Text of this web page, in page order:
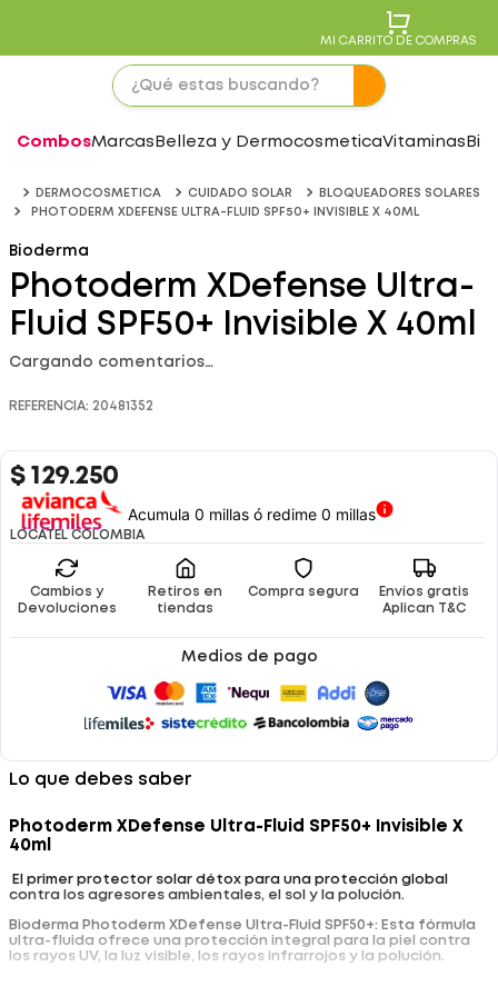
MI CARRITO DE COMPRAS
CombosMarcas Belleza y DermocosmeticaVitaminas
DERMOCOSMETICA CUIDADO SOLAR
BLOQUEADORES SOLARES
PHOTODERM XDEFENSE ULTRA-FLUID SPF50+ INVISIBLE X 40ML
Bioderma
Photoderm XDefense Ultra-
Fluid SPF50+ Invisible X 40ml
Cargando comentarios…
REFERENCIA: 20481352
$ 129.250
Acumula 0 millas ó redime 0 millas
LOCATEL COLOMBIA
Cambios y
Devoluciones
Retiros en
tiendas
Compra segura
Envíos gratis
Aplican T&C
Medios de pago
Lo que debes saber
Photoderm XDefense Ultra-Fluid SPF50+ Invisible X
40ml
El primer protector solar détox para una protección global
contra los agresores ambientales, el sol y la polución.
Bioderma Photoderm XDefense Ultra-Fluid SPF50+: Esta fórmula
ultra-fluida ofrece una protección integral para la piel contra
los rayos UV, la luz visible, los rayos infrarrojos y la polución.